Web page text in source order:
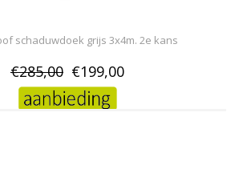
schaduwdoek grijs 3x4m. 2e kans
€285,00 €199,00